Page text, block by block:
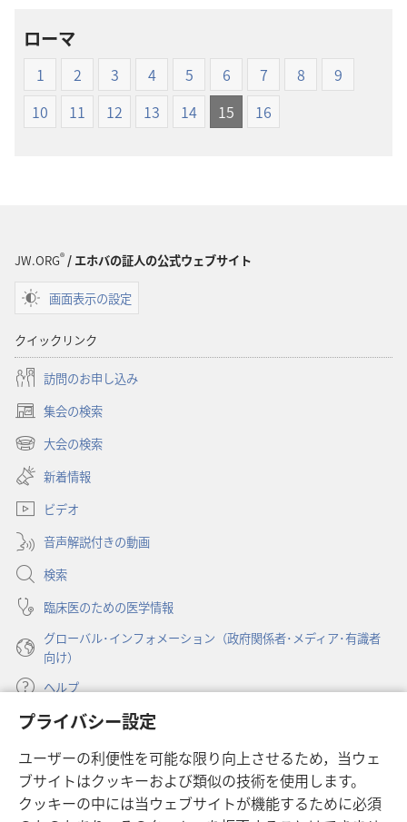
プライバシー設定
ユーザーの利便性を可能な限り向上させるため，当ウェ
ブサイトはクッキーおよび類似の技術を使用します。
クッキーの中には当ウェブサイトが機能するために必須
オ
プ
ン
オ
プ
ローマ
1 2 3 4 5 6 7 8
9
10
11 12 13 14 15 16
JW.ORG®/ エホバの証人の公式ウェブサイト
画面表示の設定
クイックリンク
訪問のお申し込み
集会の検索
（新
し
タ
で
開
く）
大会の検索
（新
し
い
タ
ブ
で
開
く）
新着情報
ビデオ
音声解説付きの動画
検索
臨床医のための医学情報
グローバル･インフォメーション（政府関係者･メディア･有識者
向け）
ヘルプ
寄付
し
い
タ
ブ
ものみの塔 オンライン・ライブラリー
（新
し